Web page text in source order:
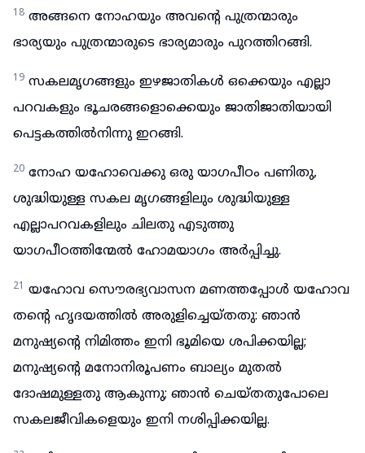
18 അങ്ങനെ നോഹയും അവന്റെ പുത്രന്മാരും
ഭാര്യയും പുത്രന്മാരുടെ ഭാര്യമാരും പുറത്തിറങ്ങി.
19 സകലമൃഗങ്ങളും ഇഴജാതികൾ ഒക്കെയും എല്ലാ
പറവകളും ഭൂചരങ്ങളൊക്കെയും ജാതിജാതിയായി
പെട്ടകത്തിൽനിന്നു ഇറങ്ങി.
20 നോഹ യഹോവെക്കു ഒരു യാഗപീഠം പണിതു,
ശുദ്ധിയുള്ള സകല മൃഗങ്ങളിലും ശുദ്ധിയുള്ള
എല്ലാപറവകളിലും ചിലതു എടുത്തു
യാഗപീഠത്തിന്മേൽ ഹോമയാഗം അർപ്പിച്ചു.
21 യഹോവ സൌരഭ്യവാസന മണത്തപ്പോൾ യഹോവ
തന്റെ ഹൃദയത്തിൽ അരുളിച്ചെയ്തതു: ഞാൻ
മനുഷ്യന്റെ നിമിത്തം ഇനി ഭൂമിയെ ശപിക്കയില്ല;
മനുഷ്യന്റെ മനോനിരൂപണം ബാല്യം മുതൽ
ദോഷമുള്ളതു ആകുന്നു; ഞാൻ ചെയ്തതുപോലെ
സകലജീവികളെയും ഇനി നശിപ്പിക്കയില്ല.